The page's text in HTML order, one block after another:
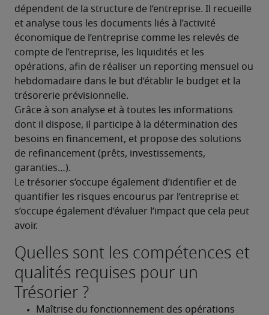
dépendent de la structure de l’entreprise. Il recueille
et analyse tous les documents liés à l’activité
économique de l’entreprise comme les relevés de
compte de l’entreprise, les liquidités et les
opérations, afin de réaliser un reporting mensuel ou
hebdomadaire dans le but d’établir le budget et la
trésorerie prévisionnelle.
Grâce à son analyse et à toutes les informations
dont il dispose, il participe à la détermination des
besoins en financement, et propose des solutions
de refinancement (prêts, investissements,
garanties…).
Le trésorier s’occupe également d’identifier et de
quantifier les risques encourus par l’entreprise et
s’occupe également d’évaluer l’impact que cela peut
avoir.
Quelles sont les compétences et
qualités requises pour un
Trésorier ?
Maîtrise du fonctionnement des opérations